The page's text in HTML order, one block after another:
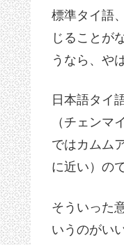
標準タイ語
じることが
うなら、や
日本語タイ
（チェンマ
ではカムム
に近い）の
そういった
いうのがい